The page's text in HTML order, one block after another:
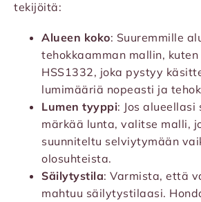
tekijöitä:
Alueen koko: Suuremmille
tehokkaamman mallin, kuten
HSS1332, joka pystyy
lumimääriä nopeasti ja
Lumen tyyppi: Jos
märkää lunta, valitse malli,
suunniteltu selviytymään
olosuhteista.
Säilytystila: Varmista, että
mahtuu säilytystilaasi.